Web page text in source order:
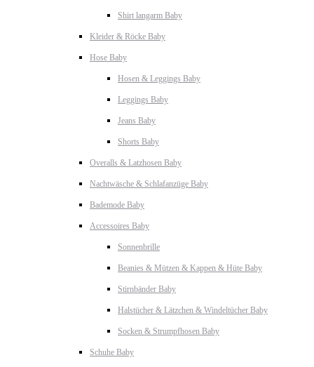
Shirt langarm Baby
Kleider & Röcke Baby
Hose Baby
Hosen & Leggings Baby
Leggings Baby
Jeans Baby
Shorts Baby
Overalls & Latzhosen Baby
Nachtwäsche & Schlafanzüge Baby
Bademode Baby
Accessoires Baby
Sonnenbrille
Beanies & Mützen & Kappen & Hüte Baby
Stirnbänder Baby
Halstücher & Lätzchen & Windeltücher Baby
Socken & Strumpfhosen Baby
Schuhe Baby